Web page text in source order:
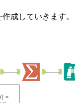
成していきます。